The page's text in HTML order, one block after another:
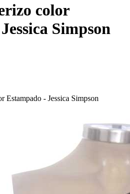
color
Simpson
Estampado - Jessica Simpson